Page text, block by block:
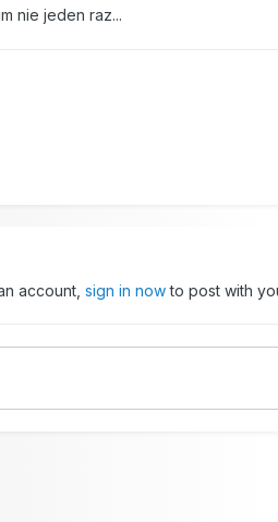
nie jeden raz...
account,sign in nowto post with